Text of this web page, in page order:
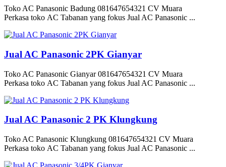
Toko AC Panasonic Badung 081647654321 CV Muara
Perkasa toko AC Tabanan yang fokus Jual AC Panasonic ...
Jual AC Panasonic 2PK Gianyar
Toko AC Panasonic Gianyar 081647654321 CV Muara
Perkasa toko AC Tabanan yang fokus Jual AC Panasonic ...
Jual AC Panasonic 2 PK Klungkung
Toko AC Panasonic Klungkung 081647654321 CV Muara
Perkasa toko AC Tabanan yang fokus Jual AC Panasonic ...